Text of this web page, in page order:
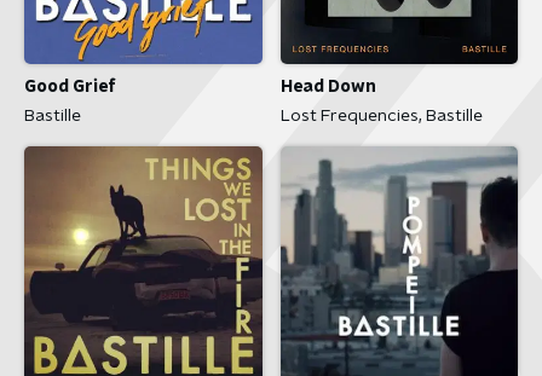
Good Grief
Bastille
Head Down
Lost Frequencies, Bastille